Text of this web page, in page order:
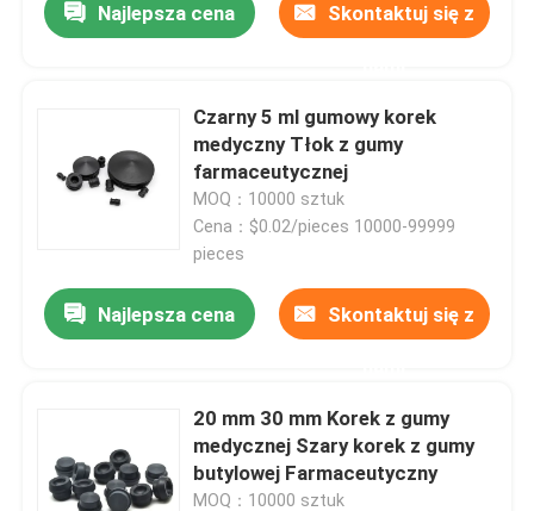
Najlepsza cena Skontaktuj się z
Czarny 5 ml gumowy korek
medyczny Tłok z gumy
farmaceutycznej
MOQ：10000 sztuk
Cena：$0.02/pieces 10000-99999
pieces
Najlepsza cena Skontaktuj się z
20 mm 30 mm Korek z gumy
medycznej Szary korek z gumy
butylowej Farmaceutyczny
MOQ：10000 sztuk